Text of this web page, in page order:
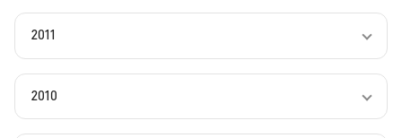
2011
2010